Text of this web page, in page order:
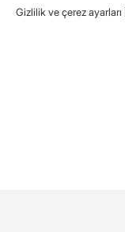
Gizlilik ve çerez ayarları